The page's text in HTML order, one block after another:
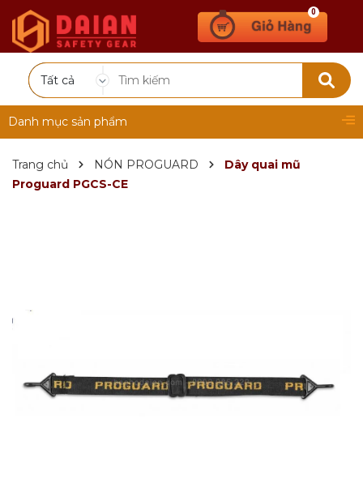
Tất cả
0
Danh mục sản phẩm
Trang chủ NÓN PROGUARD
Dây quai mũ
Proguard PGCS-CE